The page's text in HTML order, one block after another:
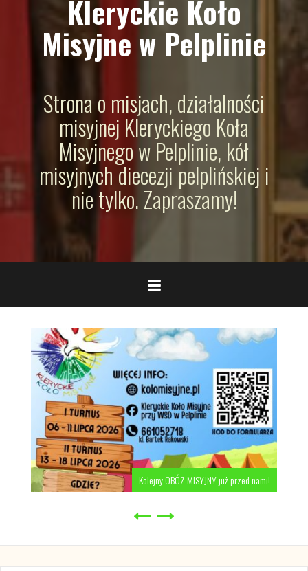
Kleryckie Koło
Misyjne w Pelplinie
Strona o misjach, działalności
misyjnej Kleryckiego Koła
Misyjnego w Pelplinie, kół
misyjnych diecezji pelplińskiej i
nie tylko. Zapraszamy!
Kolejny OBÓZ MISYJNY już przed nami!